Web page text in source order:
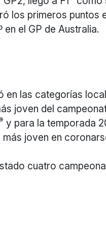
los primeros puntos
el GP de Australia.
en las categorías
joven del
y para la temporada
joven en
cuatro